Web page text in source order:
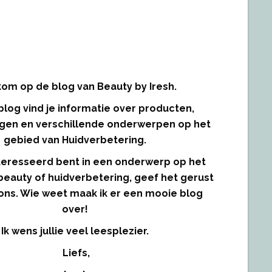
op de blog van Beauty by Iresh.
vind je informatie over producten,
en verschillende onderwerpen op het
gebied van Huidverbetering.
bent in een onderwerp op het
of huidverbetering, geef het gerust
Wie weet maak ik er een mooie blog
over!
Ik wens jullie veel leesplezier.
Liefs,